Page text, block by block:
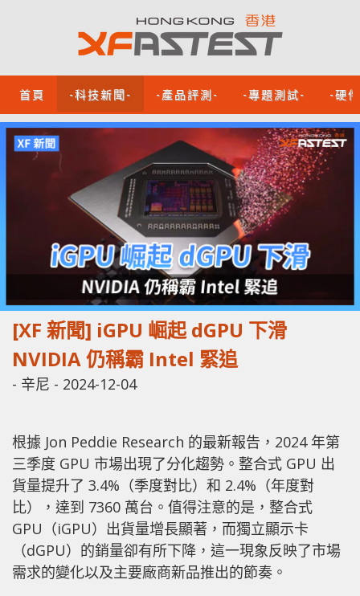
首頁 -科技新聞- -產品評測- -專題測試- -硬
[XF 新聞] iGPU 崛起 dGPU 下滑
NVIDIA 仍稱霸 Intel 緊追
- 辛尼 - 2024-12-04
根據 Jon Peddie Research 的最新報告，2024 年第
三季度 GPU 市場出現了分化趨勢。整合式 GPU 出
貨量提升了 3.4%（季度對比）和 2.4%（年度對
比），達到 7360 萬台。值得注意的是，整合式
GPU（iGPU）出貨量增長顯著，而獨立顯示卡
（dGPU）的銷量卻有所下降，這一現象反映了市場
需求的變化以及主要廠商新品推出的節奏。